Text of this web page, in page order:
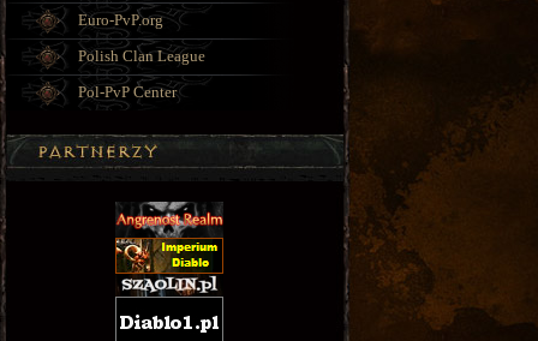
Euro-PvP.org
Polish Clan League
Pol-PvP Center